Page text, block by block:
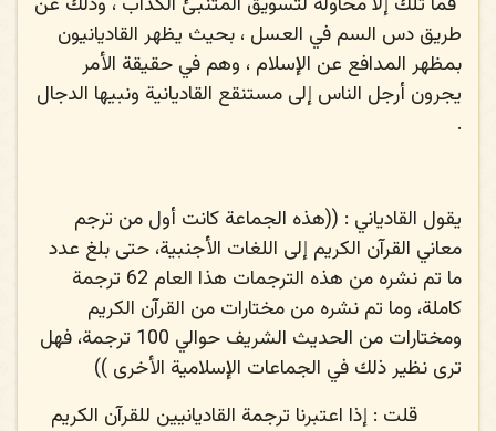
طريق دس السم في العسل ، بحيث يظهر القاديانيون
بمظهر المدافع عن الإسلام ، وهم في حقيقة الأمر
يجرون أرجل الناس إلى مستنقع القاديانية ونبيها الدجال
.
يقول القادياني : ((هذه الجماعة كانت أول من ترجم
معاني القرآن الكريم إلى اللغات الأجنبية، حتى بلغ عدد
ما تم نشره من هذه الترجمات هذا العام 62 ترجمة
كاملة، وما تم نشره من مختارات من القرآن الكريم
ومختارات من الحديث الشريف حوالي 100 ترجمة، فهل
ترى نظير ذلك في الجماعات الإسلامية الأخرى ))
قلت : إذا اعتبرنا ترجمة القاديانيين للقرآن الكريم